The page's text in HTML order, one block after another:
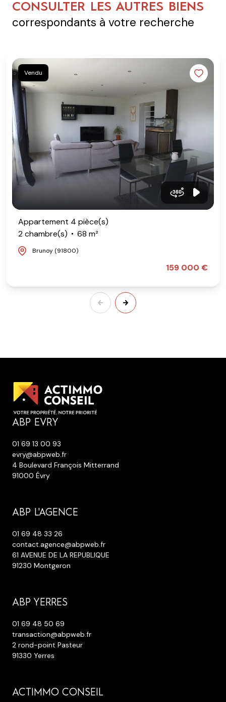
CONSULTER LES AUTRES BIENS
correspondants à votre recherche
Vendu
Appartement 4 pièce(s)
2 chambre(s)
68 m²
Brunoy (91800)
159 000 €
ABP EVRY
01 69 13 00 93
evry@abpweb.fr
4 Boulevard François Mitterrand
91000 Évry
ABP L'AGENCE
01 69 48 33 26
contact.agence@abpweb.fr
61 AVENUE DE LA REPUBLIQUE
91230 Montgeron
ABP YERRES
01 69 48 50 69
transaction@abpweb.fr
2 rond-point Pasteur
91330 Yerres
ACTIMMO CONSEIL